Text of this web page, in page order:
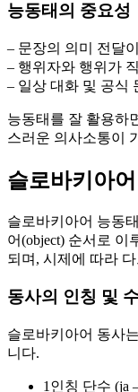
능동태의 중요성
– 문장의 의미 전달
– 행위자와 행위가
– 일상 대화 및 공식
능동태를 잘 활용하
스러운 의사소통이
슬로바키아
슬로바키아어 능동
어(object) 순서로 이
되며, 시제에 따라
동사의 인칭 및
슬로바키아어 동사
니다.
1인칭 단수 (ja